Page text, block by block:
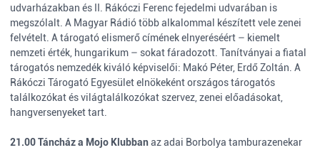
udvarházakban és II. Rákóczi Ferenc fejedelmi udvarában is
megszólalt. A Magyar Rádió több alkalommal készített vele zenei
felvételt. A tárogató elismerő címének elnyeréséért – kiemelt
nemzeti érték, hungarikum – sokat fáradozott. Tanítványai a fiatal
tárogatós nemzedék kiváló képviselői: Makó Péter, Erdő Zoltán. A
Rákóczi Tárogató Egyesület elnökeként országos tárogatós
találkozókat és világtalálkozókat szervez, zenei előadásokat,
hangversenyeket tart.
21.00 Táncház a Mojo Klubbanaz adai Borbolya tamburazenekar